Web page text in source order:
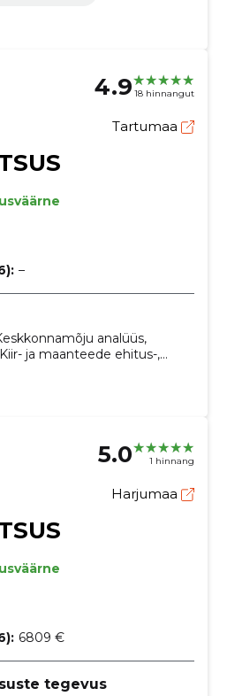
4.9 18 hinnangut
Tartumaa
–
analüüs,
ja maanteede ehitus-,
Torujuhtmete, side-
teede, lennuväljade ja
Tsiviilehitustööde
teenused, Eriotstarbelised
5.0 1 hinnang
Harjumaa
6809 €
tegevus